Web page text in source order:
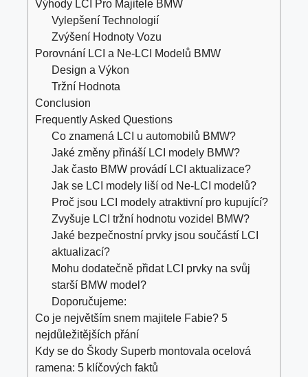
Výhody LCI Pro Majitele BMW
Vylepšení Technologií
Zvýšení Hodnoty Vozu
Porovnání LCI a Ne-LCI Modelů BMW
Design a Výkon
Tržní Hodnota
Conclusion
Frequently Asked Questions
Co znamená LCI u automobilů BMW?
Jaké změny přináší LCI modely BMW?
Jak často BMW provádí LCI aktualizace?
Jak se LCI modely liší od Ne-LCI modelů?
Proč jsou LCI modely atraktivní pro kupující?
Zvyšuje LCI tržní hodnotu vozidel BMW?
Jaké bezpečnostní prvky jsou součástí LCI
aktualizací?
Mohu dodatečně přidat LCI prvky na svůj
starší BMW model?
Doporučujeme:
Co je největším snem majitele Fabie? 5
nejdůležitějších přání
Kdy se do Škody Superb montovala ocelová
ramena: 5 klíčových faktů